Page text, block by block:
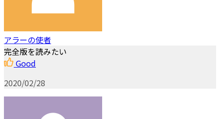
アラーの使者
完全版を読みたい
Good
2020/02/28